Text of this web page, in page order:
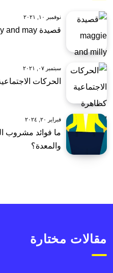
نوفمبر ١٠, ٢٠٢١
قصيدة maggie and milly and molly and may
سبتمبر ٠٧, ٢٠٢١
الحركات
فبراير ٢٠, ٢٠٢٤
ما فوائد مشروب
والمعدة؟
مقالات مختارة